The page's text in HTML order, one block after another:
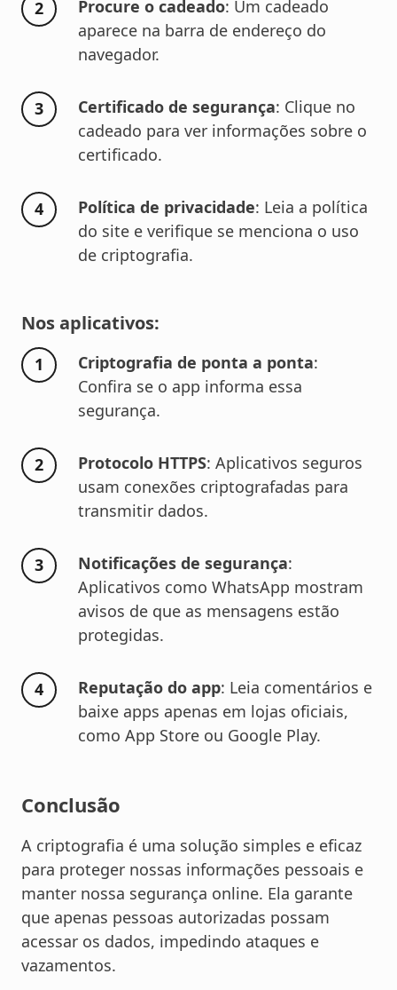
Procure o cadeado: Um cadeado
aparece na barra de endereço do
navegador.
Certificado de segurança: Clique no
cadeado para ver informações sobre o
certificado.
Política de privacidade: Leia a política
do site e verifique se menciona o uso
de criptografia.
Nos aplicativos:
Criptografia de ponta a ponta:
Confira se o app informa essa
segurança.
Protocolo HTTPS: Aplicativos seguros
usam conexões criptografadas para
transmitir dados.
Notificações de segurança:
Aplicativos como WhatsApp mostram
avisos de que as mensagens estão
protegidas.
Reputação do app: Leia comentários e
baixe apps apenas em lojas oficiais,
como App Store ou Google Play.
Conclusão
A criptografia é uma solução simples e eficaz
para proteger nossas informações pessoais e
manter nossa segurança online. Ela garante
que apenas pessoas autorizadas possam
acessar os dados, impedindo ataques e
vazamentos.